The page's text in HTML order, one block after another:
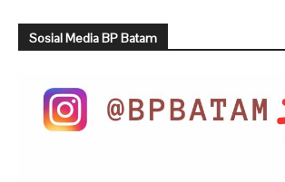
Sosial Media BP Batam